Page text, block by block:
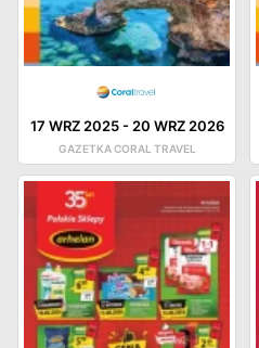
17 WRZ 2025- 20 WRZ 2026
GAZETKA CORAL TRAVEL